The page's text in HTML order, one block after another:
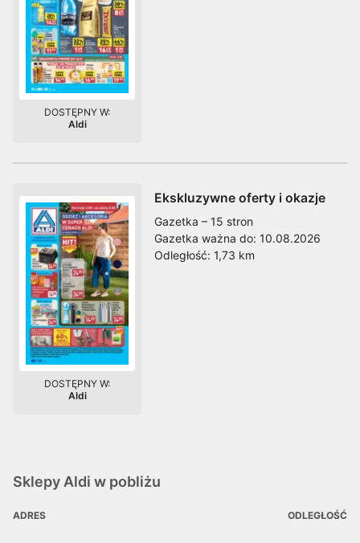
DOSTĘPNY W:
Aldi
Ekskluzywne oferty i okazje
Gazetka – 15 stron
Gazetka ważna do: 10.08.2026
Odległość: 1,73 km
DOSTĘPNY W:
Aldi
Sklepy Aldi w pobliżu
ADRES ODLEGŁOŚĆ